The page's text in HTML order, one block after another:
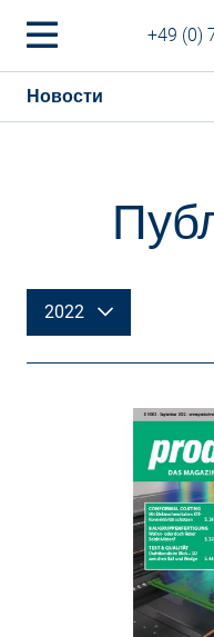
+49 (0)
Новости
2022